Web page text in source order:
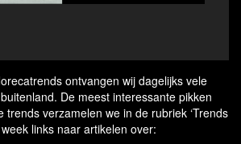
ontvangen wij dagelijks vele
De meest interessante pikken
trends verzamelen we in de rubriek ‘Trends
links naar artikelen over: